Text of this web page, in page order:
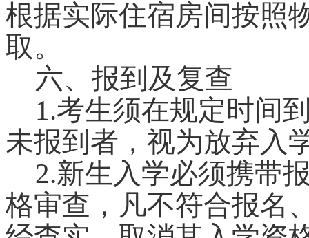
根据实际住宿房间按照
取。
六、报到及复查
1.考生须在规定时间
未报到者，视为放弃入
2.新生入学必须携带
格审查，凡不符合报名